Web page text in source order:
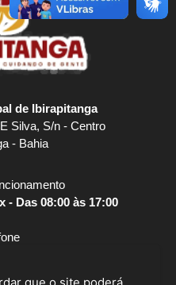
de Ibirapitanga
Silva, S/n - Centro
- Bahia
- Das 08:00 às 17:00